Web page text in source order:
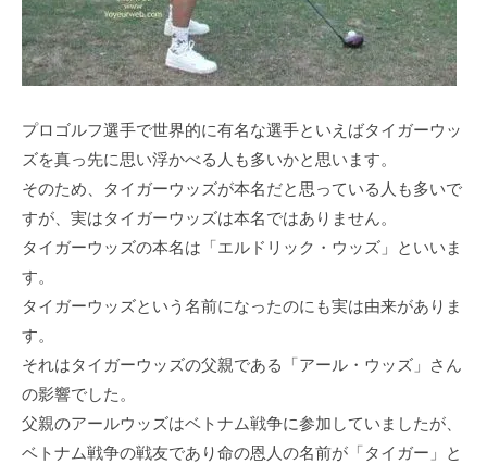
プロゴルフ選⼿で世界的に有名な選⼿といえばタイガーウッ
ズを真っ先に思い浮かべる⼈も多いかと思います。
そのため、タイガーウッズが本名だと思っている⼈も多いで
すが、実はタイガーウッズは本名ではありません。
タイガーウッズの本名は「エルドリック・ウッズ」といいま
す。
タイガーウッズという名前になったのにも実は由来がありま
す。
それはタイガーウッズの⽗親である「アール・ウッズ」さん
の影響でした。
⽗親のアールウッズはベトナム戦争に参加していましたが、
ベトナム戦争の戦友であり命の恩⼈の名前が「タイガー」と